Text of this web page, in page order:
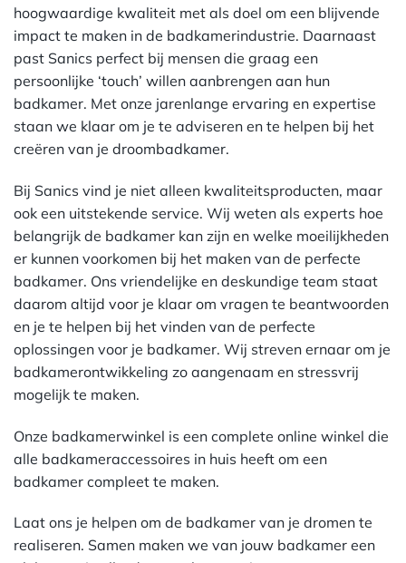
hoogwaardige kwaliteit met als doel om een blijvende
impact te maken in de badkamerindustrie. Daarnaast
past Sanics perfect bij mensen die graag een
persoonlijke ‘touch’ willen aanbrengen aan hun
badkamer. Met onze jarenlange ervaring en expertise
staan we klaar om je te adviseren en te helpen bij het
creëren van je droombadkamer.
Bij Sanics vind je niet alleen kwaliteitsproducten, maar
ook een uitstekende service. Wij weten als experts hoe
belangrijk de badkamer kan zijn en welke moeilijkheden
er kunnen voorkomen bij het maken van de perfecte
badkamer. Ons vriendelijke en deskundige team staat
daarom altijd voor je klaar om vragen te beantwoorden
en je te helpen bij het vinden van de perfecte
oplossingen voor je badkamer. Wij streven ernaar om je
badkamerontwikkeling zo aangenaam en stressvrij
mogelijk te maken.
Onze badkamerwinkel is een complete online winkel die
alle badkameraccessoires in huis heeft om een
badkamer compleet te maken.
Laat ons je helpen om de badkamer van je dromen te
realiseren. Samen maken we van jouw badkamer een